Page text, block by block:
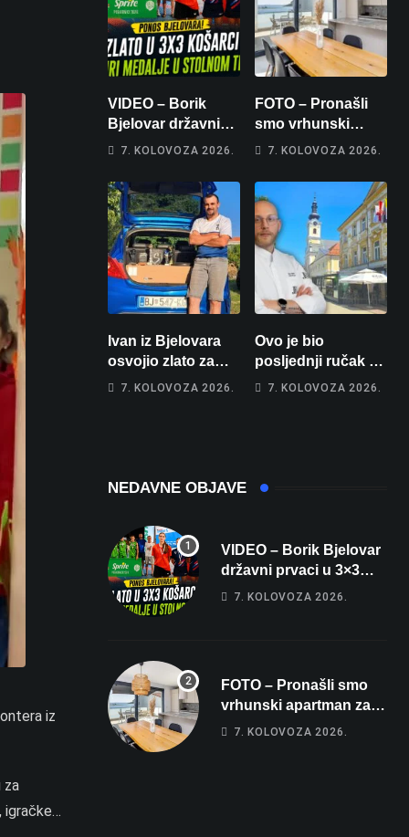
iz
za
igračke…
VIDEO – Borik
Bjelovar državni
prvaci u 3×3
Končar je
prvakinja Hrvatske
u stolnom tenisu!
7. KOLOVOZA 2026.
FOTO – Pronašli
smo vrhunski
apartman za
more, tri spavaće
sobe i terasa koja
osvaja
7. KOLOVOZA 2026.
Ivan iz Bjelovara
osvojio zlato za
najglasniji audio
7. KOLOVOZA 2026.
Ovo je bio
posljednji ručak u
Franzu: Poznati
iznenađenje za
7. KOLOVOZA 2026.
NEDAVNE OBJAVE
VIDEO – Borik Bjelovar
državni prvaci u 3×3
košarci, Klara Končar je
7. KOLOVOZA 2026.
FOTO – Pronašli smo
vrhunski apartman za
odmor: Pogled na
7. KOLOVOZA 2026.